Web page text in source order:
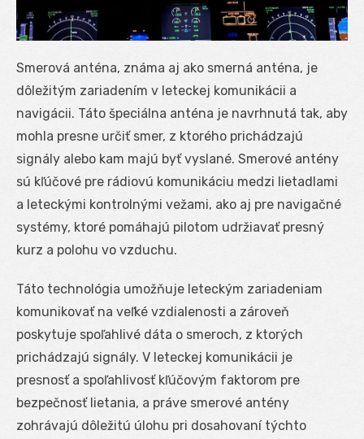
Smerová anténa, známa aj ako smerná anténa, je
dôležitým zariadením v leteckej komunikácii a
navigácii. Táto špeciálna anténa je navrhnutá tak, aby
mohla presne určiť smer, z ktorého prichádzajú
signály alebo kam majú byť vyslané. Smerové antény
sú kľúčové pre rádiovú komunikáciu medzi lietadlami
a leteckými kontrolnými vežami, ako aj pre navigačné
systémy, ktoré pomáhajú pilotom udržiavať presný
kurz a polohu vo vzduchu.
Táto technológia umožňuje leteckým zariadeniam
komunikovať na veľké vzdialenosti a zároveň
poskytuje spoľahlivé dáta o smeroch, z ktorých
prichádzajú signály. V leteckej komunikácii je
presnosť a spoľahlivosť kľúčovým faktorom pre
bezpečnosť lietania, a práve smerové antény
zohrávajú dôležitú úlohu pri dosahovaní týchto